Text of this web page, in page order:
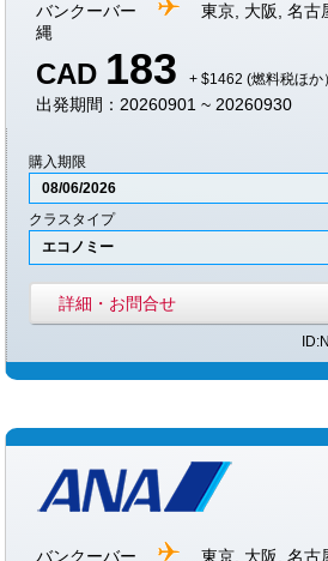
バンクーバー
東京, 大阪, 名古
縄
CAD 183 + $1462 (燃料税ほか）
出発期間：20260901 ~ 20260930
購入期限
08/06/2026
クラスタイプ
エコノミー
詳細・お問合せ
バンクーバー
東京, 大阪, 名古